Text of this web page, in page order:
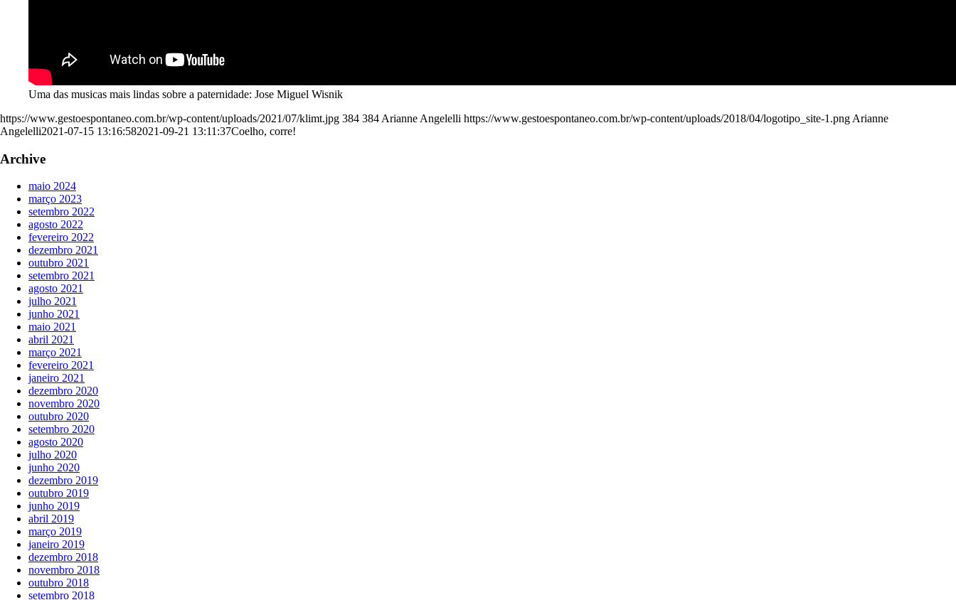
Uma das musicas mais lindas sobre a paternidade: Jose Miguel Wisnik
https://www.gestoespontaneo.com.br/wp-content/uploads/2021/07/klimt.jpg 384 384 Arianne Angelelli https://www.gestoespontaneo.com.br/wp-content/uploads/2018/04/logotipo_site-1.png Arianne
Angelelli2021-07-15 13:16:582021-09-21 13:11:37Coelho, corre!
Archive
maio 2024
março 2023
setembro 2022
agosto 2022
fevereiro 2022
dezembro 2021
outubro 2021
setembro 2021
agosto 2021
julho 2021
junho 2021
maio 2021
abril 2021
março 2021
fevereiro 2021
janeiro 2021
dezembro 2020
novembro 2020
outubro 2020
setembro 2020
agosto 2020
julho 2020
junho 2020
dezembro 2019
outubro 2019
junho 2019
abril 2019
março 2019
janeiro 2019
dezembro 2018
novembro 2018
outubro 2018
setembro 2018